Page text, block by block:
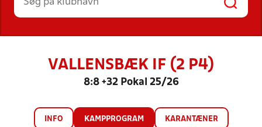
VALLENSBÆK IF (2 P4)
8:8 +32 Pokal 25/26
INFO KAMPPROGRAM KARANTÆNER